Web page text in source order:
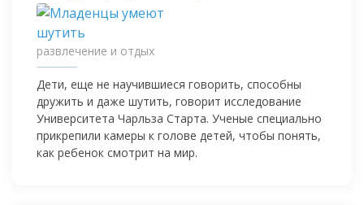
развлечение и отдых
Дети, еще не научившиеся говорить, способны
дружить и даже шутить, говорит исследование
Университета Чарльза Старта. Ученые специально
прикрепили камеры к голове детей, чтобы понять,
как ребенок смотрит на мир.